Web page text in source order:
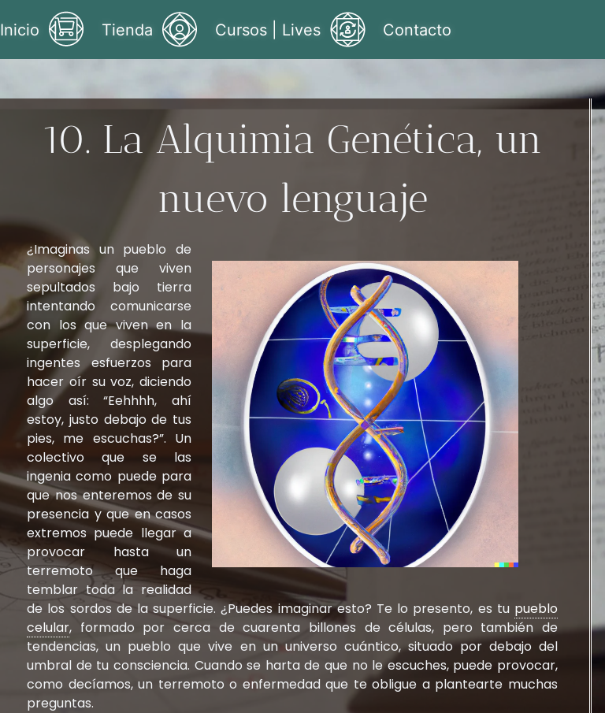
Inicio Tienda Cursos | Lives Contacto
10. La Alquimia Genética, un
nuevo lenguaje
¿Imaginas un pueblo de
personajes que viven
sepultados bajo tierra
intentando comunicarse
con los que viven en la
superficie, desplegando
ingentes esfuerzos para
hacer oír su voz, diciendo
algo así: “Eehhhh, ahí
estoy, justo debajo de tus
pies, me escuchas?”. Un
colectivo que se las
ingenia como puede para
que nos enteremos de su
presencia y que en casos
extremos puede llegar a
provocar hasta un
terremoto que haga
temblar toda la realidad
de los sordos de la superficie. ¿Puedes imaginar esto? Te lo presento, es tu pueblo
celular, formado por cerca de cuarenta billones de células, pero también de
tendencias, un pueblo que vive en un universo cuántico, situado por debajo del
umbral de tu consciencia. Cuando se harta de que no le escuches, puede provocar,
como decíamos, un terremoto o enfermedad que te obligue a plantearte muchas
preguntas.